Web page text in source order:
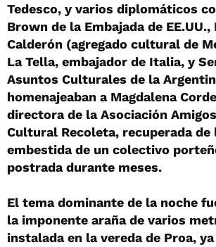
Tedesco, y varios diplomáticos
Brown de la Embajada de EE.UU.,
Calderón (agregado cultural de
La Tella, embajador de Italia, y
Asuntos Culturales de la
homenajeaban a Magdalena
directora de la Asociación
Cultural Recoleta, recuperada de
embestida de un colectivo
postrada durante meses.
El tema dominante de la noche
la imponente araña de varios
instalada en la vereda de Proa,